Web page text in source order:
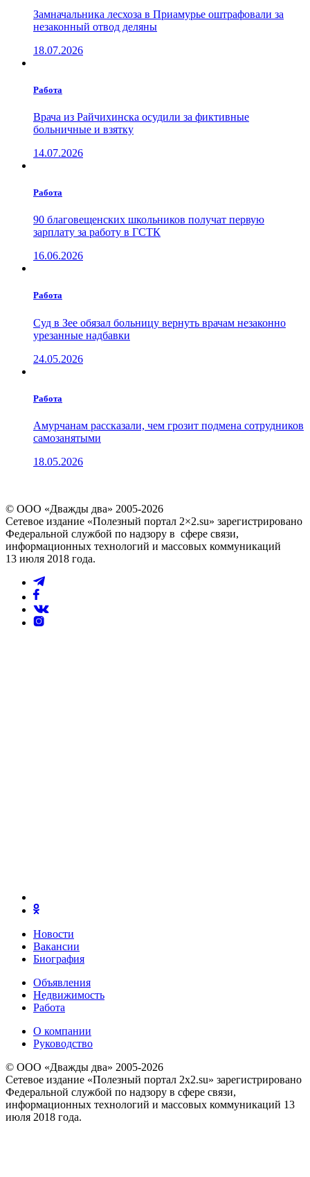
Замначальника лесхоза в Приамурье оштрафовали за
незаконный отвод деляны
18.07.2026
Работа
Врача из Райчихинска осудили за фиктивные
больничные и взятку
14.07.2026
Работа
90 благовещенских школьников получат первую
зарплату за работу в ГСТК
16.06.2026
Работа
Суд в Зее обязал больницу вернуть врачам незаконно
урезанные надбавки
24.05.2026
Работа
Амурчанам рассказали, чем грозит подмена сотрудников
самозанятыми
18.05.2026
© ООО «Дважды два» 2005-2026
Сетевое издание «Полезный портал 2×2.su» зарегистрировано
Федеральной службой по надзору в сфере связи,
информационных технологий и массовых коммуникаций
13 июля 2018 года.
Новости
Вакансии
Биография
Объявления
Недвижимость
Работа
О компании
Руководство
© ООО «Дважды два» 2005-2026
Сетевое издание «Полезный портал 2x2.su» зарегистрировано
Федеральной службой по надзору в сфере связи,
информационных технологий и массовых коммуникаций 13
июля 2018 года.